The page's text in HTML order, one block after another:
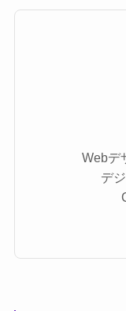
Webデ
デ